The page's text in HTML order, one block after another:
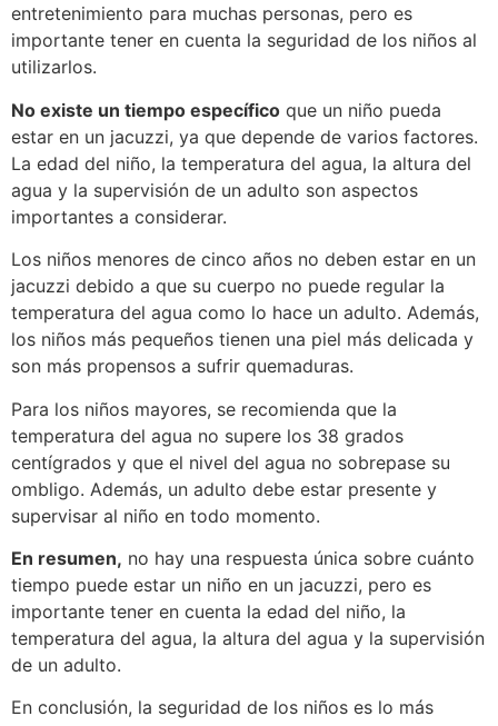
entretenimiento para muchas personas, pero es
importante tener en cuenta la seguridad de los niños al
utilizarlos.
No existe un tiempo específico que un niño pueda
estar en un jacuzzi, ya que depende de varios factores.
La edad del niño, la temperatura del agua, la altura del
agua y la supervisión de un adulto son aspectos
importantes a considerar.
Los niños menores de cinco años no deben estar en un
jacuzzi debido a que su cuerpo no puede regular la
temperatura del agua como lo hace un adulto. Además,
los niños más pequeños tienen una piel más delicada y
son más propensos a sufrir quemaduras.
Para los niños mayores, se recomienda que la
temperatura del agua no supere los 38 grados
centígrados y que el nivel del agua no sobrepase su
ombligo. Además, un adulto debe estar presente y
supervisar al niño en todo momento.
En resumen, no hay una respuesta única sobre cuánto
tiempo puede estar un niño en un jacuzzi, pero es
importante tener en cuenta la edad del niño, la
temperatura del agua, la altura del agua y la supervisión
de un adulto.
En conclusión, la seguridad de los niños es lo más